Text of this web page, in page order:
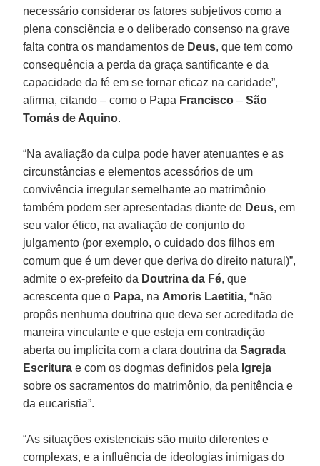
necessário considerar os fatores subjetivos como a
plena consciência e o deliberado consenso na grave
falta contra os mandamentos de Deus, que tem como
consequência a perda da graça santificante e da
capacidade da fé em se tornar eficaz na caridade”,
afirma, citando – como o Papa Francisco –São
Tomás de Aquino.
“Na avaliação da culpa pode haver atenuantes e as
circunstâncias e elementos acessórios de um
convivência irregular semelhante ao matrimônio
também podem ser apresentadas diante de Deus, em
seu valor ético, na avaliação de conjunto do
julgamento (por exemplo, o cuidado dos filhos em
comum que é um dever que deriva do direito natural)”,
admite o ex-prefeito da Doutrina da Fé, que
acrescenta que o Papa, na Amoris Laetitia, “não
propôs nenhuma doutrina que deva ser acreditada de
maneira vinculante e que esteja em contradição
aberta ou implícita com a clara doutrina daSagrada
Escritura e com os dogmas definidos pela Igreja
sobre os sacramentos do matrimônio, da penitência e
da eucaristia”.
“As situações existenciais são muito diferentes e
complexas, e a influência de ideologias inimigas do